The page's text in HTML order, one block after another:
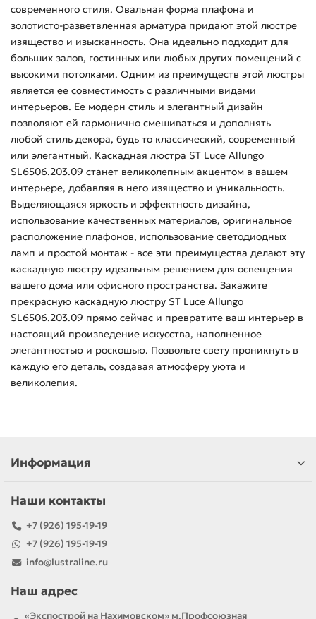
современного стиля. Овальная форма плафона и
золотисто-разветвленная арматура придают этой люстре
изящество и изысканность. Она идеально подходит для
больших залов, гостинных или любых других помещений с
высокими потолками. Одним из преимуществ этой люстры
является ее совместимость с различными видами
интерьеров. Ее модерн стиль и элегантный дизайн
позволяют ей гармонично смешиваться и дополнять
любой стиль декора, будь то классический, современный
или элегантный. Каскадная люстра ST Luce Allungo
SL6506.203.09 станет великолепным акцентом в вашем
интерьере, добавляя в него изящество и уникальность.
Выделяющаяся яркость и эффектность дизайна,
использование качественных материалов, оригинальное
расположение плафонов, использование светодиодных
ламп и простой монтаж - все эти преимущества делают эту
каскадную люстру идеальным решением для освещения
вашего дома или офисного пространства. Закажите
прекрасную каскадную люстру ST Luce Allungo
SL6506.203.09 прямо сейчас и превратите ваш интерьер в
настоящий произведение искусства, наполненное
элегантностью и роскошью. Позвольте свету проникнуть в
каждую его деталь, создавая атмосферу уюта и
великолепия.
Информация
Наши контакты
+7 (926) 195-19-19
+7 (926) 195-19-19
info@lustraline.ru
Наш адрес
«Экспострой на Нахимовском» м.Профсоюзная